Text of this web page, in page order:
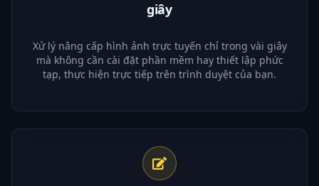
giây
Xử lý nâng cấp hình ảnh trực tuyến chỉ trong vài giây
mà không cần cài đặt phần mềm hay thiết lập phức
tạp, thực hiện trực tiếp trên trình duyệt của bạn.